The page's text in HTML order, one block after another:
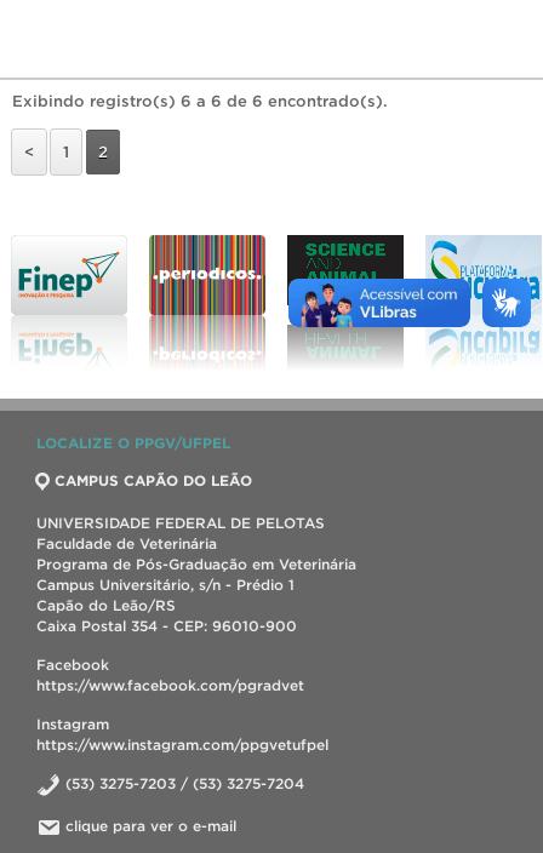
Exibindo registro(s) 6 a 6 de 6 encontrado(s).
< 1 2
LOCALIZE O PPGV/UFPEL
CAMPUS CAPÃO DO LEÃO
UNIVERSIDADE FEDERAL DE PELOTAS
Faculdade de Veterinária
Programa de Pós-Graduação em Veterinária
Campus Universitário, s/n - Prédio 1
Capão do Leão/RS
Caixa Postal 354 - CEP: 96010-900
Facebook
https://www.facebook.com/pgradvet
Instagram
https://www.instagram.com/ppgvetufpel
(53) 3275-7203 / (53) 3275-7204
clique para ver o e-mail